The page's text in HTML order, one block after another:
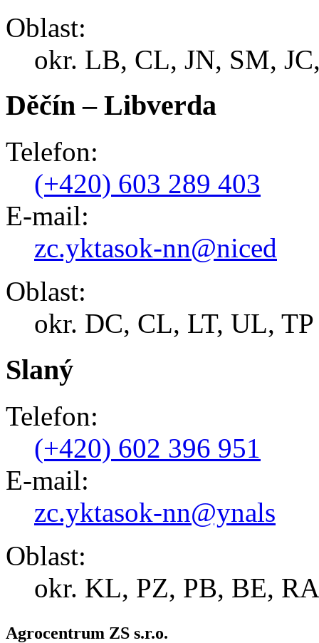
Oblast:
okr. LB, CL, JN, SM,
Děčín – Libverda
Telefon:
(+420) 603 289 403
E-mail:
zc.yktasok-nn@niced
Oblast:
okr. DC, CL, LT, UL, TP
Slaný
Telefon:
(+420) 602 396 951
E-mail:
zc.yktasok-nn@ynals
Oblast:
okr. KL, PZ, PB, BE,
Agrocentrum ZS s.r.o.